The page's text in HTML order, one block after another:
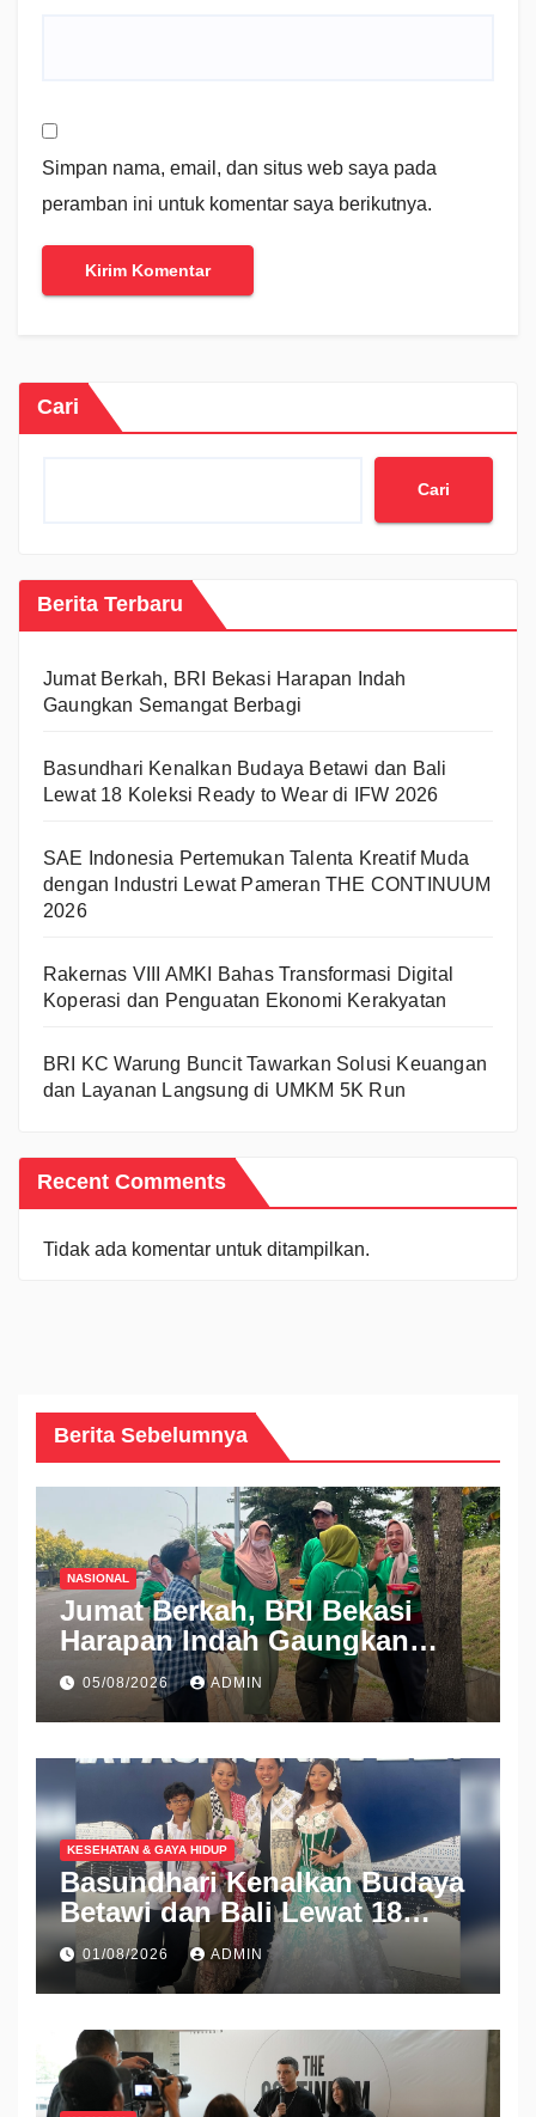
Simpan nama, email, dan situs web saya pada
peramban ini untuk komentar saya berikutnya.
Cari
Cari
Berita Terbaru
Jumat Berkah, BRI Bekasi Harapan Indah
Gaungkan Semangat Berbagi
Basundhari Kenalkan Budaya Betawi dan Bali
Lewat 18 Koleksi Ready to Wear di IFW 2026
SAE Indonesia Pertemukan Talenta Kreatif Muda
dengan Industri Lewat Pameran THE CONTINUUM
2026
Rakernas VIII AMKI Bahas Transformasi Digital
Koperasi dan Penguatan Ekonomi Kerakyatan
BRI KC Warung Buncit Tawarkan Solusi Keuangan
dan Layanan Langsung di UMKM 5K Run
Recent Comments
Tidak ada komentar untuk ditampilkan.
Berita Sebelumnya
NASIONAL
Jumat Berkah, BRI Bekasi
Harapan Indah Gaungkan
Semangat Berbagi
05/08/2026 ADMIN
KESEHATAN & GAYA HIDUP
Basundhari Kenalkan Budaya
Betawi dan Bali Lewat 18
Koleksi Ready to Wear di IFW
2026
01/08/2026 ADMIN